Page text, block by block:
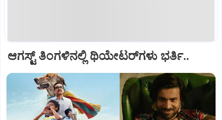
ಆಗಸ್ಟ್‌ ತಿಂಗಳಿನಲ್ಲಿ ಥಿಯೇಟರ್‌ಗಳು ಭರ್ತಿ..